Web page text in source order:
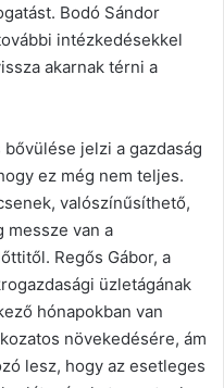
Bodó Sándor
intézkedésekkel
akarnak térni a
jelzi a gazdaság
ez még nem teljes.
valószínűsíthető,
messze van a
Regős Gábor, a
üzletágának
hónapokban van
növekedésére, ám
lesz, hogy az esetleges